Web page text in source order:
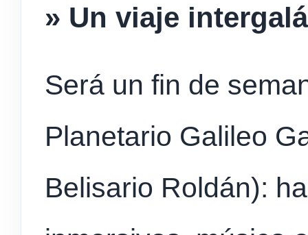
» Un viaje
Será un fin de
Planetario Galileo
Belisario Roldán):